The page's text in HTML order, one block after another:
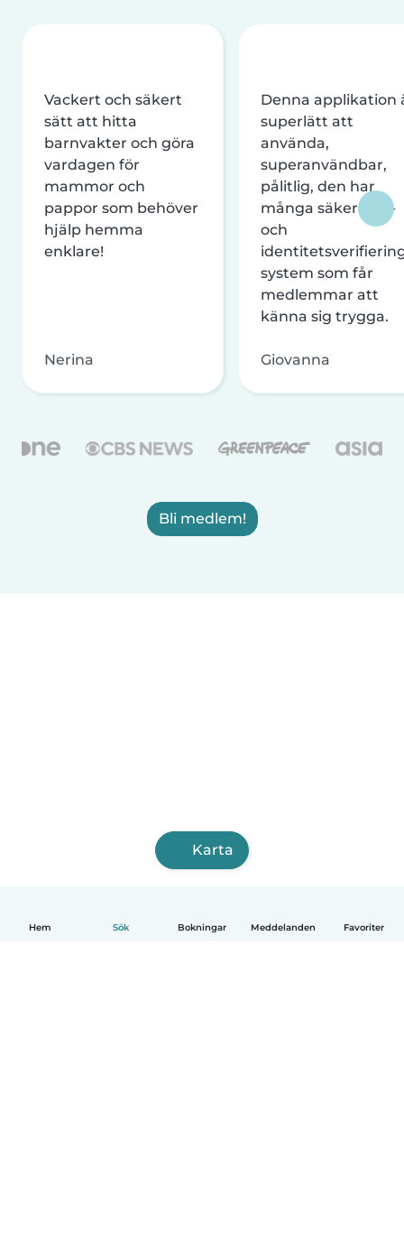
Hem Sök Bokningar Meddelanden Favoriter
Vackert och säkert
sätt att hitta
barnvakter och göra
vardagen för
mammor och
pappor som behöver
hjälp hemma
enklare!
Nerina
Denna applikation
superlätt att
använda,
superanvändbar,
pålitlig, den har
många säkerhets-
och
system som får
medlemmar att
känna sig trygga.
Giovanna
Bli medlem!
Karta